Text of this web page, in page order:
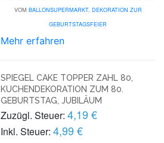
VOM BALLONSUPERMARKT, DEKORATION ZUR
GEBURTSTAGSFEIER
Mehr erfahren
SPIEGEL CAKE TOPPER ZAHL 80,
KUCHENDEKORATION ZUM 80.
GEBURTSTAG, JUBILÄUM
Zuzügl. Steuer: 4,19 €
Inkl. Steuer: 4,99 €